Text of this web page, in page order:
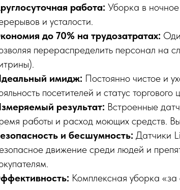
работа: Уборка в
и усталости.
до 70% на трудозатратах:
перераспределить персонал на
имидж: Постоянно чистое и
посетителей и статус торгового
результат: Встроенные
работы и расход моющих средств.
и бесшумность: Датчики
движение среди людей и
Комплексная уборка